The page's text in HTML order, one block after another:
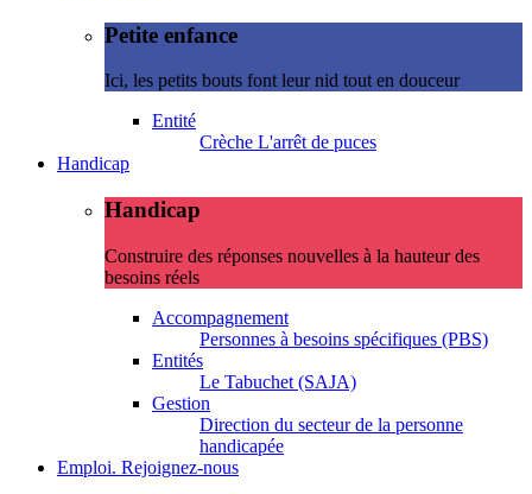
Petite enfance
Ici, les petits bouts font leur nid tout en douceur
Entité
Crèche L'arrêt de puces
Handicap
Handicap
Construire des réponses nouvelles à la hauteur des
besoins réels
Accompagnement
Personnes à besoins spécifiques (PBS)
Entités
Le Tabuchet (SAJA)
Gestion
Direction du secteur de la personne
handicapée
Emploi. Rejoignez-nous